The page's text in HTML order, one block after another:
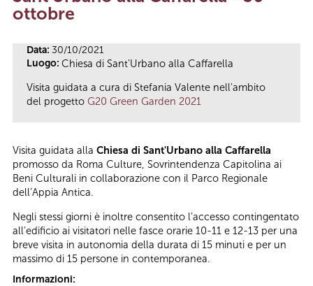
ottobre
Data: 30/10/2021
Luogo: Chiesa di Sant'Urbano alla Caffarella
Visita guidata a cura di Stefania Valente nell'ambito
del progetto G20 Green Garden 2021
Visita guidata alla Chiesa di Sant'Urbano alla Caffarella
promosso da Roma Culture, Sovrintendenza Capitolina ai
Beni Culturali in collaborazione con il Parco Regionale
dell’Appia Antica.
Negli stessi giorni è inoltre consentito l’accesso contingentato
all’edificio ai visitatori nelle fasce orarie 10-11 e 12-13 per una
breve visita in autonomia della durata di 15 minuti e per un
massimo di 15 persone in contemporanea.
Informazioni: